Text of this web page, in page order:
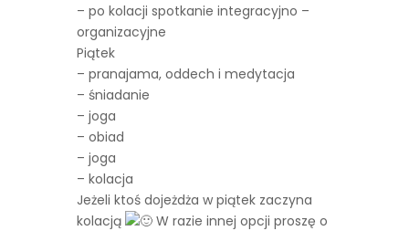
– po kolacji spotkanie integracyjno –
organizacyjne
Piątek
– pranajama, oddech i medytacja
– śniadanie
– joga
– obiad
– joga
– kolacja
Jeżeli ktoś dojeżdża w piątek zaczyna
kolacją
W razie innej opcji proszę o